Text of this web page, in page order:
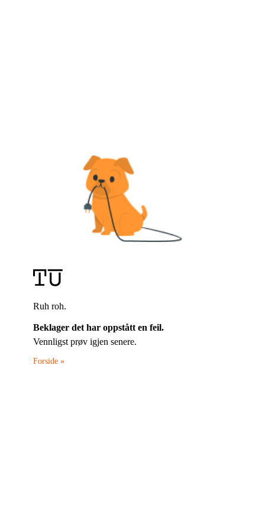
Ruh roh.
Beklager det har oppstått en feil.
Vennligst prøv igjen senere.
Forside »